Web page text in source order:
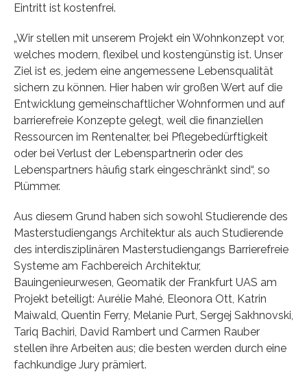
Eintritt ist kostenfrei.
„Wir stellen mit unserem Projekt ein Wohnkonzept vor,
welches modern, flexibel und kostengünstig ist. Unser
Ziel ist es, jedem eine angemessene Lebensqualität
sichern zu können. Hier haben wir großen Wert auf die
Entwicklung gemeinschaftlicher Wohnformen und auf
barrierefreie Konzepte gelegt, weil die finanziellen
Ressourcen im Rentenalter, bei Pflegebedürftigkeit
oder bei Verlust der Lebenspartnerin oder des
Lebenspartners häufig stark eingeschränkt sind“, so
Plümmer.
Aus diesem Grund haben sich sowohl Studierende des
Masterstudiengangs Architektur als auch Studierende
des interdisziplinären Masterstudiengangs Barrierefreie
Systeme am Fachbereich Architektur,
Bauingenieurwesen, Geomatik der Frankfurt UAS am
Projekt beteiligt: Aurélie Mahé, Eleonora Ott, Katrin
Maiwald, Quentin Ferry, Melanie Purt, Sergej Sakhnovski,
Tariq Bachiri, David Rambert und Carmen Rauber
stellen ihre Arbeiten aus; die besten werden durch eine
fachkundige Jury prämiert.